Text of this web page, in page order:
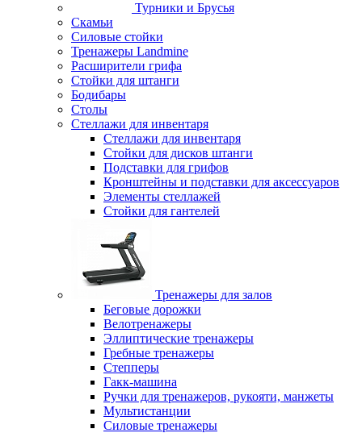
Турники и Брусья
Скамьи
Силовые стойки
Тренажеры Landmine
Расширители грифа
Стойки для штанги
Бодибары
Столы
Стеллажи для инвентаря
Стеллажи для инвентаря
Стойки для дисков штанги
Подставки для грифов
Кронштейны и подставки для аксессуаров
Элементы стеллажей
Стойки для гантелей
Тренажеры для залов
Беговые дорожки
Велотренажеры
Эллиптические тренажеры
Гребные тренажеры
Степперы
Гакк-машина
Ручки для тренажеров, рукояти, манжеты
Мультистанции
Силовые тренажеры